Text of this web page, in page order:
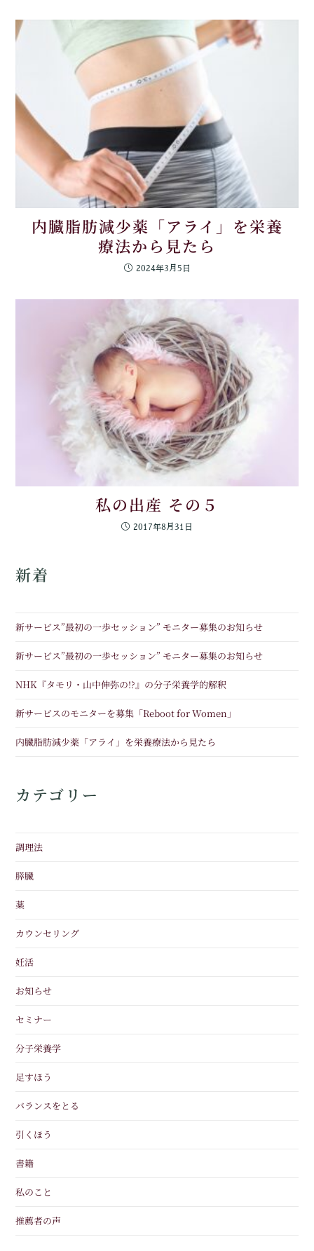
内臓脂肪減少薬「アライ」を栄養
療法から見たら
2024年3月5日
私の出産 その５
2017年8月31日
新着
新サービス”最初の一歩セッション” モニター募集のお知らせ
新サービス”最初の一歩セッション” モニター募集のお知らせ
NHK『タモリ・山中伸弥の!?』の分子栄養学的解釈
新サービスのモニターを募集「Reboot for Women」
内臓脂肪減少薬「アライ」を栄養療法から見たら
カテゴリー
調理法
膵臓
薬
カウンセリング
妊活
お知らせ
セミナー
分子栄養学
足すほう
バランスをとる
引くほう
書籍
私のこと
推薦者の声